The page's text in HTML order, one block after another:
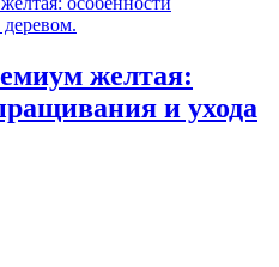
желтая:
и ухода